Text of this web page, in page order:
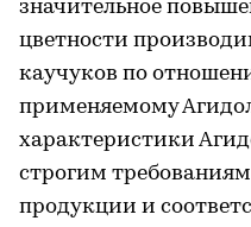
значительное
цветности
каучуков по
применяемому
характеристики
строгим
продукции и